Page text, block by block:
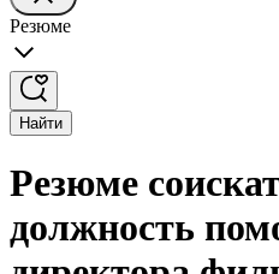
Резюме
Найти
Резюме
должность